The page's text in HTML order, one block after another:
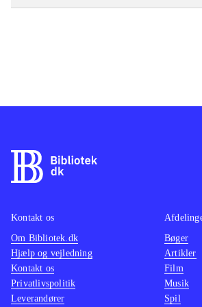
Kontakt os
Om Bibliotek.dk
Hjælp og vejledning
Kontakt os
Privatlivspolitik
Leverandører
Bøger
Artikler
Film
Musik
Spil